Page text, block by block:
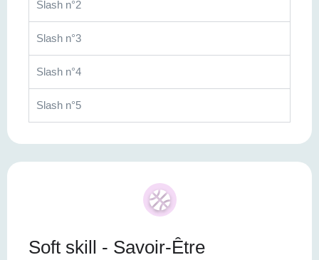
Slash n°2
Slash n°3
Slash n°4
Slash n°5
Soft skill - Savoir-Être